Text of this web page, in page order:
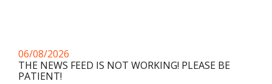
06/08/2026
THE NEWS FEED IS NOT WORKING! PLEASE BE
PATIENT!